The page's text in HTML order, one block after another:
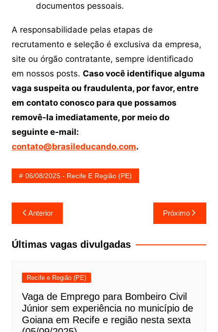
documentos pessoais.
A responsabilidade pelas etapas de
recrutamento e seleção é exclusiva da empresa,
site ou órgão contratante, sempre identificado
em nossos posts. Caso você identifique alguma
vaga suspeita ou fraudulenta, por favor, entre
em contato conosco para que possamos
removê-la imediatamente, por meio do
seguinte e-mail:
contato@brasileducando.com.
06/08/2025 - Recife E Região (PE)
Navegação
de
Post
Anterior Próximo
Últimas vagas divulgadas
Recife e Região (PE)
Vaga de Emprego para Bombeiro Civil
Júnior sem experiência no município de
Goiana em Recife e região nesta sexta